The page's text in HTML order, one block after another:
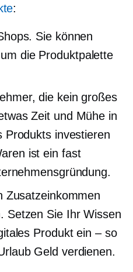
:
Sie können
um die Produktpalette
die kein großes
Zeit und Mühe in
Produkts investieren
ist ein fast
Zusatzeinkommen
Setzen Sie Ihr Wissen
Produkt ein – so
Geld verdienen.